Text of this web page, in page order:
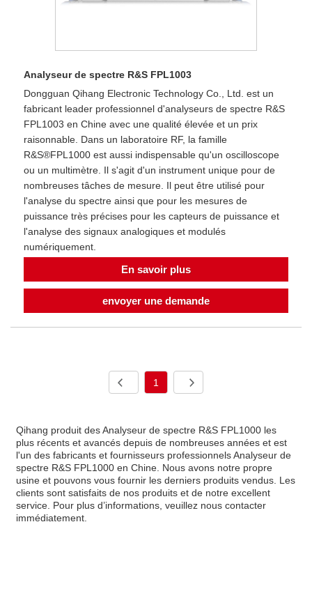
Analyseur de spectre R&S FPL1003
Dongguan Qihang Electronic Technology Co., Ltd. est un
fabricant leader professionnel d'analyseurs de spectre R&S
FPL1003 en Chine avec une qualité élevée et un prix
raisonnable. Dans un laboratoire RF, la famille
R&S®FPL1000 est aussi indispensable qu'un oscilloscope
ou un multimètre. Il s'agit d'un instrument unique pour de
nombreuses tâches de mesure. Il peut être utilisé pour
l'analyse du spectre ainsi que pour les mesures de
puissance très précises pour les capteurs de puissance et
l'analyse des signaux analogiques et modulés
numériquement.
En savoir plus
envoyer une demande
1
Qihang produit des Analyseur de spectre R&S FPL1000 les
plus récents et avancés depuis de nombreuses années et est
l'un des fabricants et fournisseurs professionnels Analyseur de
spectre R&S FPL1000 en Chine. Nous avons notre propre
usine et pouvons vous fournir les derniers produits vendus. Les
clients sont satisfaits de nos produits et de notre excellent
service. Pour plus d’informations, veuillez nous contacter
immédiatement.